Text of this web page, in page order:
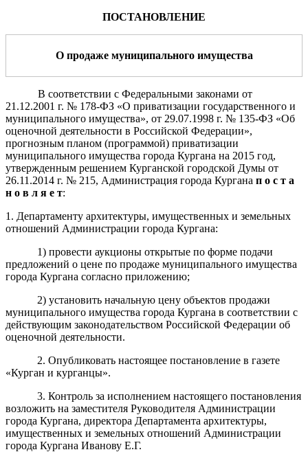
ПОСТАНОВЛЕНИЕ
О продаже муниципального имущества
В соответствии с Федеральными законами от
21.12.2001 г. № 178-ФЗ «О приватизации государственного и
муниципального имущества», от 29.07.1998 г. № 135-ФЗ «Об
оценочной деятельности в Российской Федерации»,
прогнозным планом (программой) приватизации
муниципального имущества города Кургана на 2015 год,
утвержденным решением Курганской городской Думы от
26.11.2014 г. № 215, Администрация города Кургана п о с т а
н о в л я е т:
1. Департаменту архитектуры, имущественных и земельных
отношений Администрации города Кургана:
1) провести аукционы открытые по форме подачи
предложений о цене по продаже муниципального имущества
города Кургана согласно приложению;
2) установить начальную цену объектов продажи
муниципального имущества города Кургана в соответствии с
действующим законодательством Российской Федерации об
оценочной деятельности.
2. Опубликовать настоящее постановление в газете
«Курган и курганцы».
3. Контроль за исполнением настоящего постановления
возложить на заместителя Руководителя Администрации
города Кургана, директора Департамента архитектуры,
имущественных и земельных отношений Администрации
города Кургана Иванову Е.Г.